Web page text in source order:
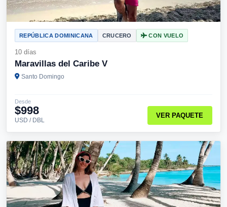
REPÚBLICA DOMINICANA CRUCERO CON VUELO
10 días
Maravillas del Caribe V
Santo Domingo
Desde
$998
USD / DBL
VER PAQUETE